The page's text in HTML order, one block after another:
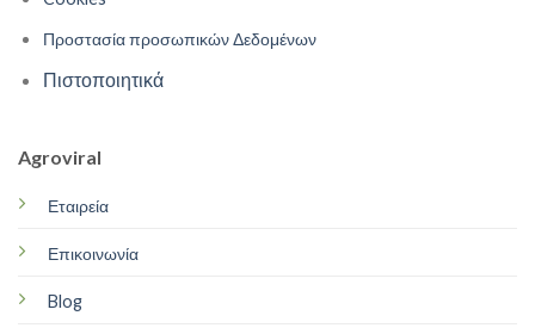
Προστασία προσωπικών Δεδομένων
Πιστοποιητικά
Agroviral
Εταιρεία
Επικοινωνία
Blog